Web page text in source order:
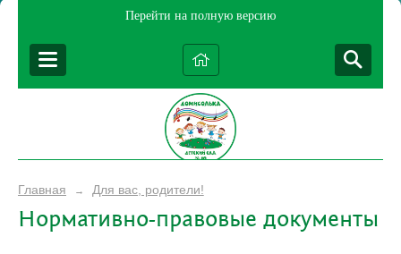
Перейти на полную версию
Главная → Для вас, родители!
Нормативно-правовые документы